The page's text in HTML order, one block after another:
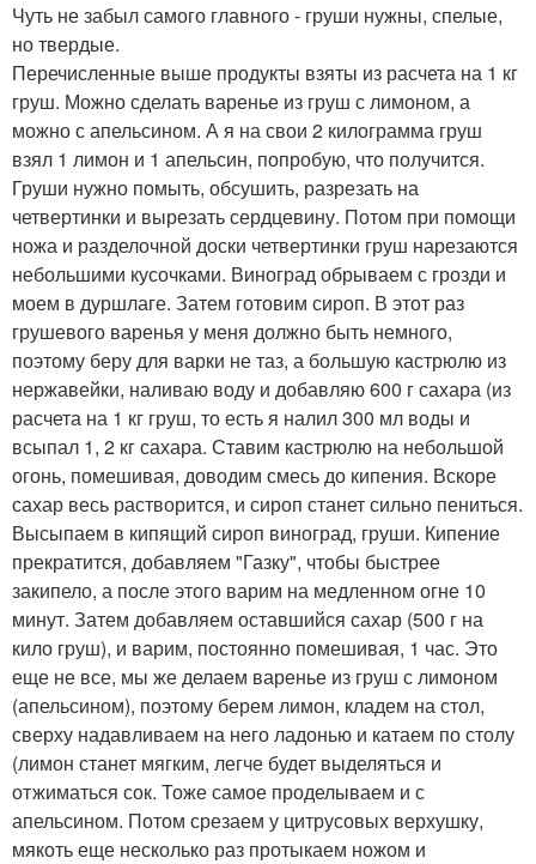
Чуть не забыл самого главного - груши нужны, спелые,
но твердые.
Перечисленные выше продукты взяты из расчета на 1 кг
груш. Можно сделать варенье из груш с лимоном, а
можно с апельсином. А я на свои 2 килограмма груш
взял 1 лимон и 1 апельсин, попробую, что получится.
Груши нужно помыть, обсушить, разрезать на
четвертинки и вырезать сердцевину. Потом при помощи
ножа и разделочной доски четвертинки груш нарезаются
небольшими кусочками. Виноград обрываем с грозди и
моем в дуршлаге. Затем готовим сироп. В этот раз
грушевого варенья у меня должно быть немного,
поэтому беру для варки не таз, а большую кастрюлю из
нержавейки, наливаю воду и добавляю 600 г сахара (из
расчета на 1 кг груш, то есть я налил 300 мл воды и
всыпал 1, 2 кг сахара. Ставим кастрюлю на небольшой
огонь, помешивая, доводим смесь до кипения. Вскоре
сахар весь растворится, и сироп станет сильно пениться.
Высыпаем в кипящий сироп виноград, груши. Кипение
прекратится, добавляем "Газку", чтобы быстрее
закипело, а после этого варим на медленном огне 10
минут. Затем добавляем оставшийся сахар (500 г на
кило груш), и варим, постоянно помешивая, 1 час. Это
еще не все, мы же делаем варенье из груш с лимоном
(апельсином), поэтому берем лимон, кладем на стол,
сверху надавливаем на него ладонью и катаем по столу
(лимон станет мягким, легче будет выделяться и
отжиматься сок. Тоже самое проделываем и с
апельсином. Потом срезаем у цитрусовых верхушку,
мякоть еще несколько раз протыкаем ножом и